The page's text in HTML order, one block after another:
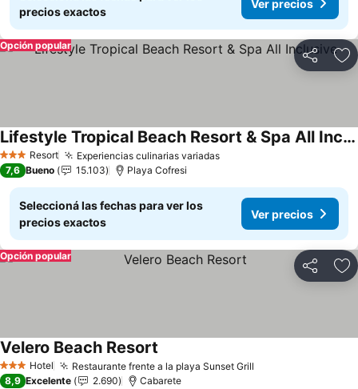
precios exactos
Ver precios
Compartir
Opción popular
3 EstrellasResort Experiencias culinarias variadasVer precios
Lifestyle Tropical Beach Resort & Spa All Inclusive
Ver precios
7,6 Bueno 15.103 Playa Cofresi
Seleccioná las fechas para ver los
precios exactos
Ver precios
Compartir
Opción popular
3 Estrellas
Hotel Restaurante frente a la playa Sunset Grill
Velero Beach Resort
8,9 Excelente 2.690 Cabarete